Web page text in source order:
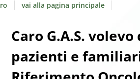
vai alla pagina principale
Caro G.A.S.
pazienti e